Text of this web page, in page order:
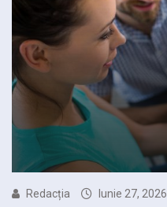
Redacția Iunie 27, 2026